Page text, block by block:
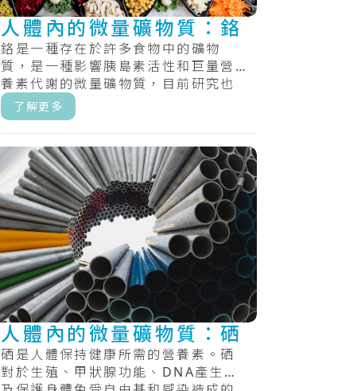
人體內的微量礦物質：鉻
鉻是一種存在於許多食物中的礦物
質，是一種影響胰島素活性和巨量營
養素代謝的微量礦物質，目前研究也
發現鉻有助於您利用碳水化合物、脂
肪和蛋白質.....
了解更多
人體內的微量礦物質：硒
硒是人體保持健康所需的營養素。硒
對於生殖、甲狀腺功能、DNA產生以